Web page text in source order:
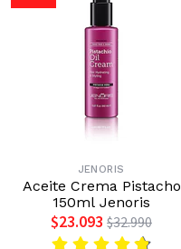
JENORIS
Aceite Crema Pistacho
150ml Jenoris
$23.093 $32.990